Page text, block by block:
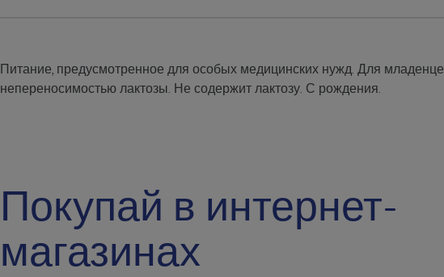
Питание, предусмотренное для особых медицинских нужд. Для
непереносимостью лактозы. Не содержит лактозу. С рождения.
Покупай в интернет-
магазинах